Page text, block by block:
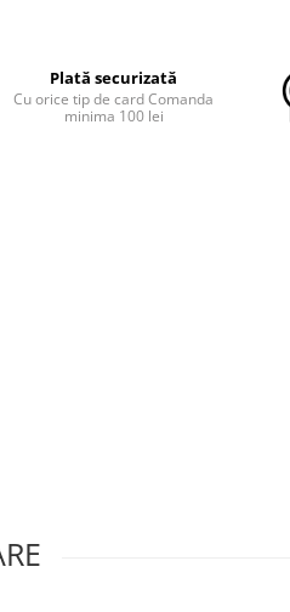
Plată securizată
Cu orice tip de card Comanda
minima 100 lei